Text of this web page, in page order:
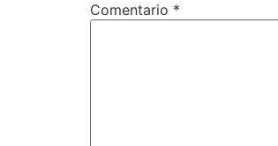
Comentario *